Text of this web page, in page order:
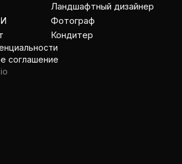
Ландшафтный дизайнер
Фотограф
Кондитер
соглашение